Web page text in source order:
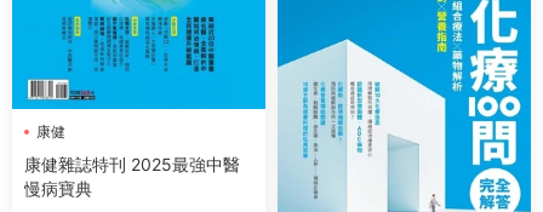
康健
康健雜誌特刊 2025最強中醫
慢病寶典